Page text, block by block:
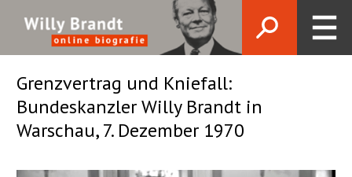
Grenzvertrag und Kniefall:
Bundeskanzler Willy Brandt in
Warschau, 7. Dezember 1970